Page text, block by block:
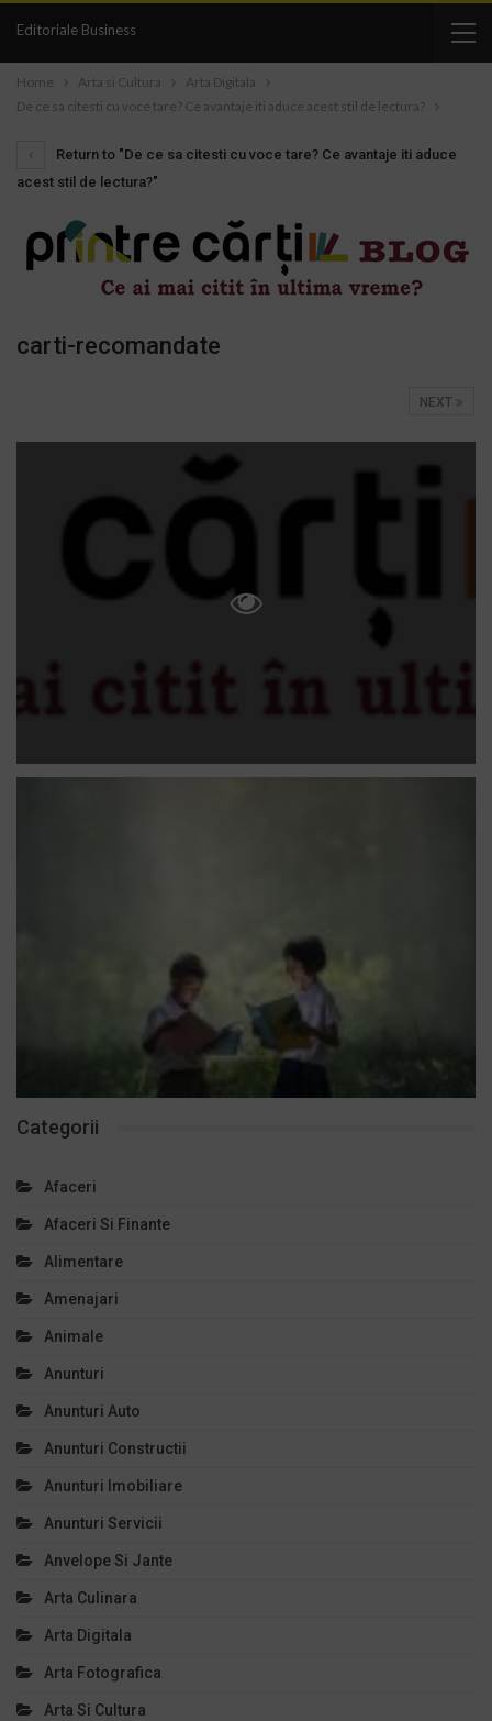
Editoriale Business
Home Arta si Cultura
Arta Digitala
De ce sa citesti cu voce tare? Ce avantaje iti aduce acest stil de lectura?
Return to "De ce sa citesti cu voce tare? Ce avantaje iti aduce
acest stil de lectura?"
carti-recomandate
NEXT
Categorii
Afaceri
Afaceri Si Finante
Alimentare
Amenajari
Animale
Anunturi
Anunturi Auto
Anunturi Constructii
Anunturi Imobiliare
Anunturi Servicii
Anvelope Si Jante
Arta Culinara
Arta Digitala
Arta Fotografica
Arta Si Cultura